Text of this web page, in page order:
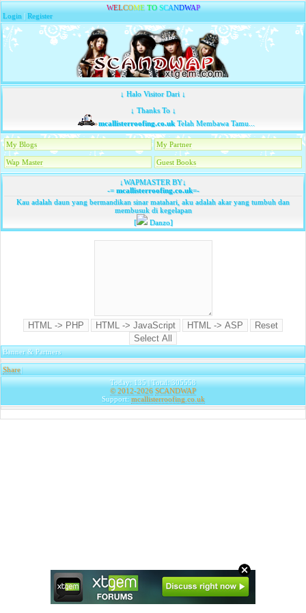
WELCOME TO SCANDWAP
Login |Register
↓ Halo Visitor Dari ↓
↓ Thanks To ↓
mcallisterroofing.co.ukTelah Membawa Tamu...
My Blogs My Partner
Wap Master Guest Books
↓WAPMASTER BY↓
-=mcallisterroofing.co.uk=-
Kau adalah daun yang bermandikan sinar matahari, aku adalah akar yang tumbuh dan
membusuk di kegelapan
[
Danzo]
Banner & Partners
Share|
Today: 135 | Total: 305558
© 2012-2026 SCANDWAP
Support: mcallisterroofing.co.uk